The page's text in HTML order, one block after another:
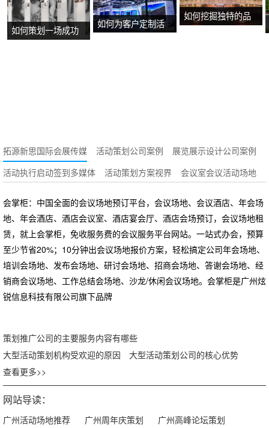
如何策划一场成功
如何为客户定制活
如何挖掘独特的品
拓源新思国际会展传媒 活动策划公司案例
展览展示设计公司案例
活动执行启动签到多媒体
活动策划方案视界 会议室会议活动场地
会掌柜：中国全面的会议场地预订平台，会议场地、会议酒店、年会场
地、年会酒店、酒店会议室、酒店宴会厅、酒店会场预订，会议场地租
赁，就上会掌柜，免收服务费的会议服务平台网站。一站式办会，预算
至少节省20%；10分钟出会议场地报价方案，轻松搞定公司年会场地、
培训会场地、发布会场地、研讨会场地、招商会场地、答谢会场地、经
销商会议场地、工作总结会场地、沙龙/休闲会议场地。会掌柜是广州炫
锐信息科技有限公司旗下品牌
策划推广公司的主要服务内容有哪些
大型活动策划机构受欢迎的原因
大型活动策划公司的核心优势
查看更多>>
网站导读：
广州活动场地推荐 广州周年庆策划 广州高峰论坛策划